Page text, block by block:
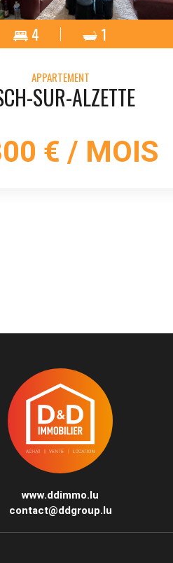
4 1
APPARTEMENT
SUR-ALZETTE
€ / MOIS
www.ddimmo.lu
contact@ddgroup.lu